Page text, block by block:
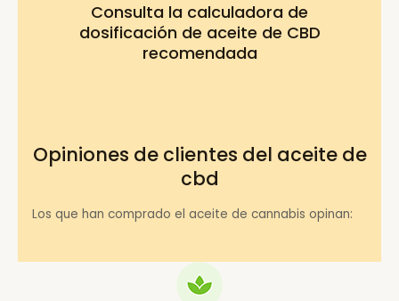
Consulta la calculadora de
dosificación de aceite de CBD
recomendada
Opiniones de clientes del aceite de
cbd
Los que han comprado el aceite de cannabis opinan: